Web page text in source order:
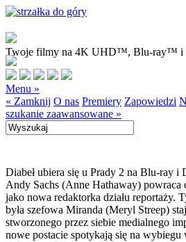
Twoje filmy na 4K UHD™, Blu-ray™ i
Menu »
« Zamknij O nas Premiery Zapowiedzi
szukanie zaawansowane »
Diabeł ubiera się u Prady 2 na Blu-ray i
Andy Sachs (Anne Hathaway) powraca
jako nowa redaktorka działu reportaży.
była szefowa Miranda (Meryl Streep)
stworzonego przez siebie medialnego
nowe postacie spotykają się na